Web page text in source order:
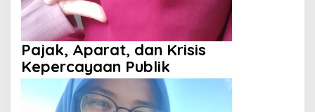
Pajak, Aparat, dan Krisis
Kepercayaan Publik